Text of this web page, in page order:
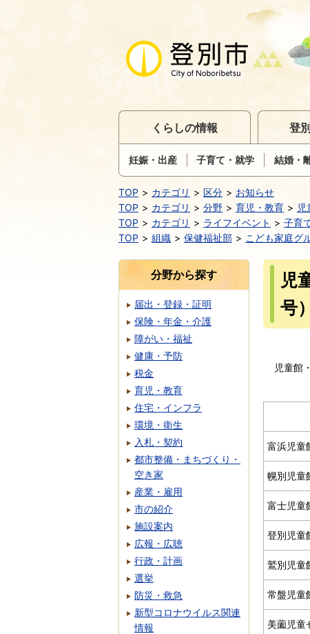
くらしの情報
妊娠・出産 子育て・就学 結婚・
登
TOP カテゴリ 区分
お知らせ
TOP
カテゴリ 分野 育児・教育
児
TOP
カテゴリ ライフイベント 子育
TOP
組織 保健福祉部 こども家庭グ
児
号
児童館
富浜児童
幌別児童
富士児童
登別児童
鷲別児童
常盤児童
美薗児童
分野から探す
届出・登録・証明
保険・年金・介護
障がい・福祉
健康・予防
税金
育児・教育
住宅・インフラ
環境・衛生
入札・契約
都市整備・まちづくり・
空き家
産業・雇用
市の紹介
施設案内
広報・広聴
行政・計画
選挙
防災・救急
新型コロナウイルス関連
情報